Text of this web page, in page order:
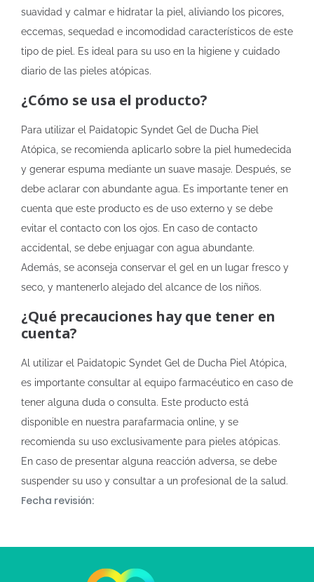
suavidad y calmar e hidratar la piel, aliviando los picores,
eccemas, sequedad e incomodidad característicos de este
tipo de piel. Es ideal para su uso en la higiene y cuidado
diario de las pieles atópicas.
¿Cómo se usa el producto?
Para utilizar el Paidatopic Syndet Gel de Ducha Piel
Atópica, se recomienda aplicarlo sobre la piel humedecida
y generar espuma mediante un suave masaje. Después, se
debe aclarar con abundante agua. Es importante tener en
cuenta que este producto es de uso externo y se debe
evitar el contacto con los ojos. En caso de contacto
accidental, se debe enjuagar con agua abundante.
Además, se aconseja conservar el gel en un lugar fresco y
seco, y mantenerlo alejado del alcance de los niños.
¿Qué precauciones hay que tener en
cuenta?
Al utilizar el Paidatopic Syndet Gel de Ducha Piel Atópica,
es importante consultar al equipo farmacéutico en caso de
tener alguna duda o consulta. Este producto está
disponible en nuestra parafarmacia online, y se
recomienda su uso exclusivamente para pieles atópicas.
En caso de presentar alguna reacción adversa, se debe
suspender su uso y consultar a un profesional de la salud.
Fecha revisión: